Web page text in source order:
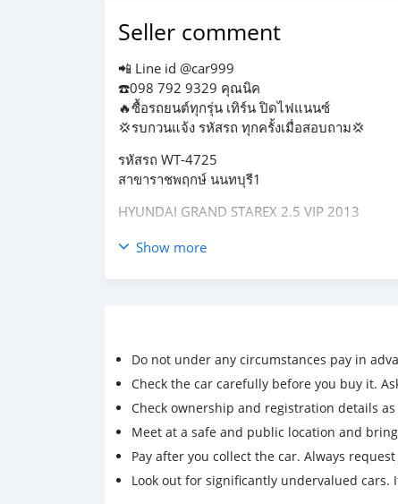
Seller comment
📲 Line id @car999
☎️098 792 9329 คุณนิค
🔥ซื้อรถยนต์ทุกรุ่น เทิร์น ปิดไฟแนนซ์
💢รบกวนแจ้ง รหัสรถ ทุกครั้งเมื่อสอบถาม💢
รหัสรถ WT-4725
สาขาราชพฤกษ์ นนทบุรี1
HYUNDAI GRAND STAREX 2.5 VIP 2013
✅️✅ รๅคา 598,000 THB
ช่วงล่างดีเยี่ยม แอร์หนาวๆ เบาะVIP
กระจกไฟฟ้า เซ็นเซอร์กะระยะ
รับประกันตัวถังเดิม 100%
🔝มีบัตรเครดิตเปิดใช้มาแล้ว1ปีรับรถภายใน 1 ช
🔝เกษตร/ฟรีแลนซ์/ส่งของ/อาชีพอื่นๆ
🔝มีสลิปมีประกันสังคมซื้อคนเดียวได้เลย
Show more
Do not under any circumstances pay in
Check the car carefully before you buy it.
Check ownership and registration details
Meet at a safe and public location and
Pay after you collect the car. Always
Look out for significantly undervalued